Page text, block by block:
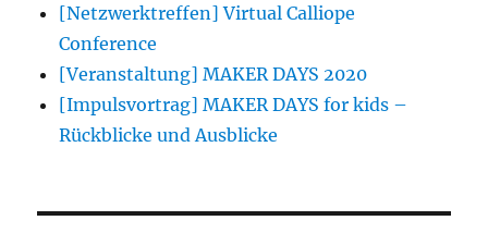
[Netzwerktreffen] Virtual Calliope
Conference
[Veranstaltung] MAKER DAYS 2020
[Impulsvortrag] MAKER DAYS for kids –
Rückblicke und Ausblicke